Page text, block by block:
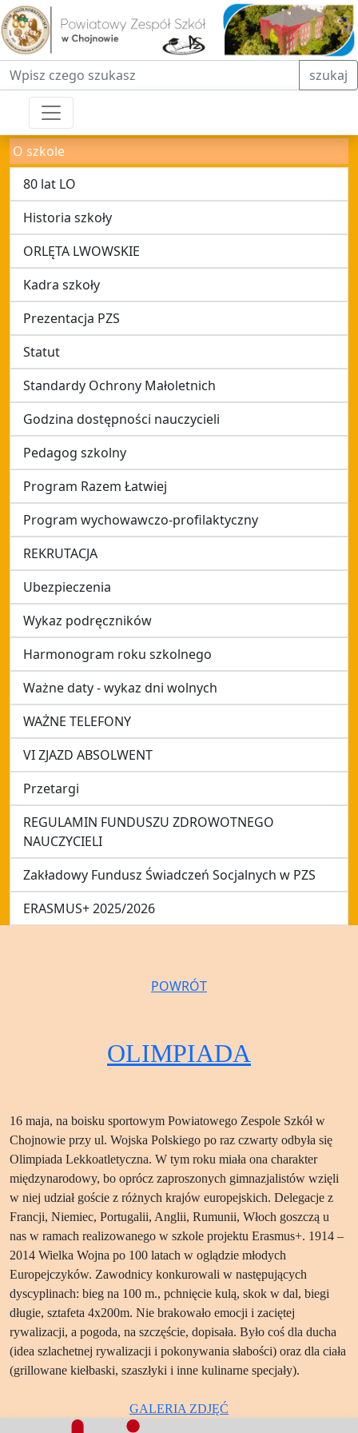
Fraza do wyszukiwania szukaj
O szkole
80 lat LO
Historia szkoły
ORLĘTA LWOWSKIE
Kadra szkoły
Prezentacja PZS
Statut
Standardy Ochrony Małoletnich
Godzina dostępności nauczycieli
Pedagog szkolny
Program Razem Łatwiej
Program wychowawczo-profilaktyczny
REKRUTACJA
Ubezpieczenia
Wykaz podręczników
Harmonogram roku szkolnego
Ważne daty - wykaz dni wolnych
WAŻNE TELEFONY
VI ZJAZD ABSOLWENT
Przetargi
REGULAMIN FUNDUSZU ZDROWOTNEGO
NAUCZYCIELI
Zakładowy Fundusz Świadczeń Socjalnych w PZS
ERASMUS+ 2025/2026
POWRÓT
OLIMPIADA
16 maja, na boisku sportowym Powiatowego Zespole Szkół w
Chojnowie przy ul. Wojska Polskiego po raz czwarty odbyła się
Olimpiada Lekkoatletyczna. W tym roku miała ona charakter
międzynarodowy, bo oprócz zaproszonych gimnazjalistów wzięli
w niej udział goście z różnych krajów europejskich. Delegacje z
Francji, Niemiec, Portugalii, Anglii, Rumunii, Włoch goszczą u
nas w ramach realizowanego w szkole projektu Erasmus+. 1914 –
2014 Wielka Wojna po 100 latach w oglądzie młodych
Europejczyków. Zawodnicy konkurowali w następujących
dyscyplinach: bieg na 100 m., pchnięcie kulą, skok w dal, biegi
długie, sztafeta 4x200m. Nie brakowało emocji i zaciętej
rywalizacji, a pogoda, na szczęście, dopisała. Było coś dla ducha
(idea szlachetnej rywalizacji i pokonywania słabości) oraz dla ciała
(grillowane kiełbaski, szaszłyki i inne kulinarne specjały).
GALERIA ZDJĘĆ